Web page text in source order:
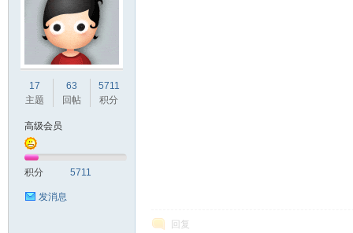
17
主题
63
回帖
5711
积分
高级会员
积分 5711
发消息
回复